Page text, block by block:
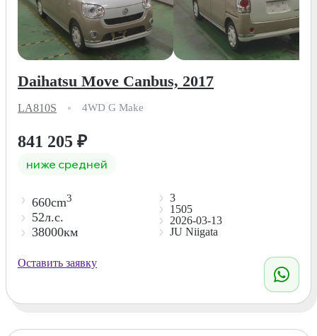
Daihatsu Move Canbus, 2017
LA810S 4WD G Make
841 205 ₽
ниже средней
660cm3
52л.с.
38000км
3
1505
2026-03-13
JU Niigata
Оставить заявку